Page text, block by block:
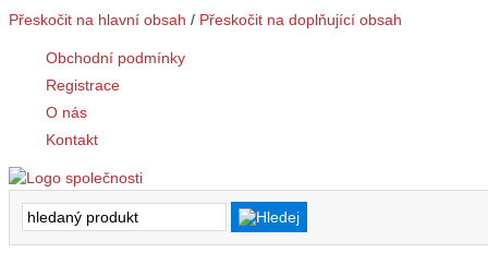
Přeskočit na hlavní obsah / Přeskočit na doplňující obsah
Obchodní podmínky
Registrace
O nás
Kontakt